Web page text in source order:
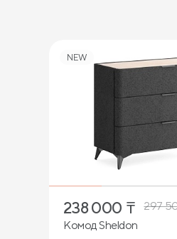
NEW
238 000 ₸ 297
Комод Sheldon